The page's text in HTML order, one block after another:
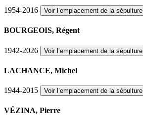
1954-2016 Voir l’emplacement de la sépulture
BOURGEOIS, Régent
1942-2026 Voir l’emplacement de la sépulture
LACHANCE, Michel
1944-2015 Voir l’emplacement de la sépulture
VÉZINA, Pierre